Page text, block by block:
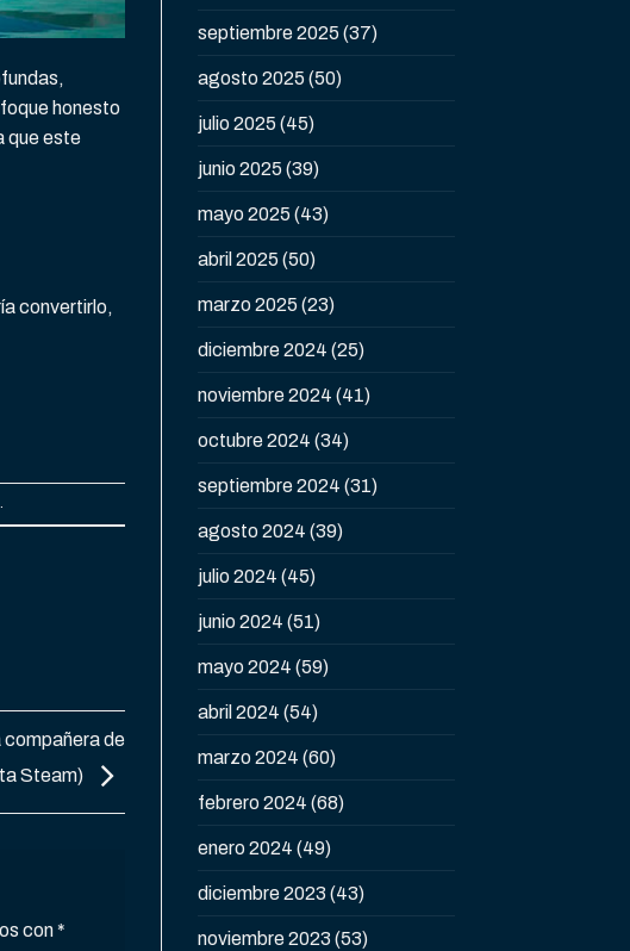
honesto
que este
convertirlo,
.
compañera de
Steam)
con*
septiembre 2025 (37)
agosto 2025 (50)
julio 2025 (45)
junio 2025 (39)
mayo 2025 (43)
abril 2025 (50)
marzo 2025 (23)
diciembre 2024 (25)
noviembre 2024 (41)
octubre 2024 (34)
septiembre 2024 (31)
agosto 2024 (39)
julio 2024 (45)
junio 2024 (51)
mayo 2024 (59)
abril 2024 (54)
marzo 2024 (60)
febrero 2024 (68)
enero 2024 (49)
diciembre 2023 (43)
noviembre 2023 (53)